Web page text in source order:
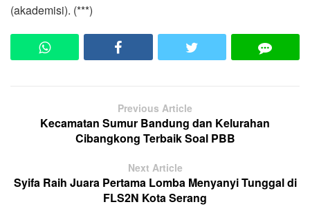
(akademisi). (***)
Previous Article
Kecamatan Sumur Bandung dan Kelurahan
Cibangkong Terbaik Soal PBB
Next Article
Syifa Raih Juara Pertama Lomba Menyanyi Tunggal di
FLS2N Kota Serang